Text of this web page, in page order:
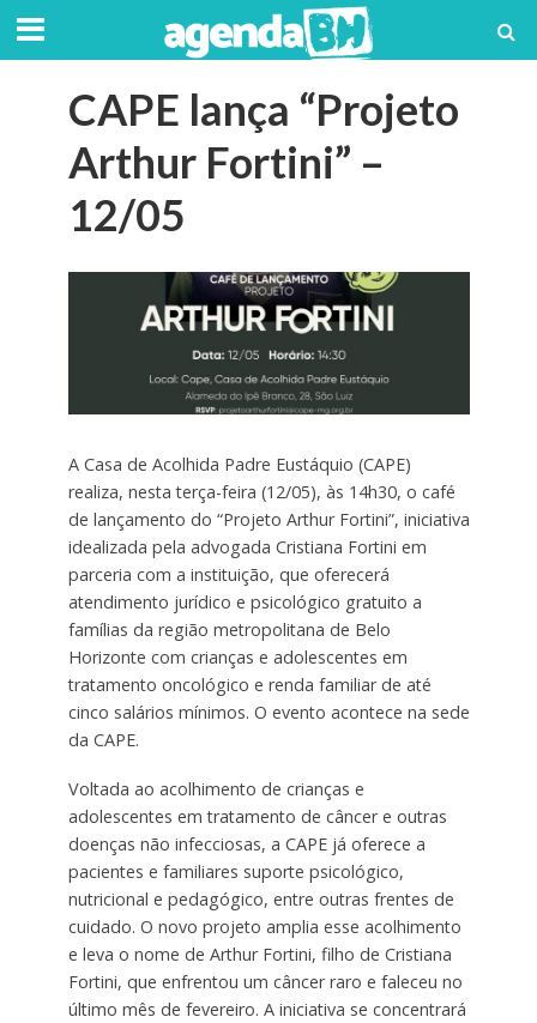
CAPE lança “Projeto
Arthur Fortini” –
12/05
A Casa de Acolhida Padre Eustáquio (CAPE)
realiza, nesta terça-feira (12/05), às 14h30, o café
de lançamento do “Projeto Arthur Fortini”, iniciativa
idealizada pela advogada Cristiana Fortini em
parceria com a instituição, que oferecerá
atendimento jurídico e psicológico gratuito a
famílias da região metropolitana de Belo
Horizonte com crianças e adolescentes em
tratamento oncológico e renda familiar de até
cinco salários mínimos. O evento acontece na sede
da CAPE.
Voltada ao acolhimento de crianças e
adolescentes em tratamento de câncer e outras
doenças não infecciosas, a CAPE já oferece a
pacientes e familiares suporte psicológico,
nutricional e pedagógico, entre outras frentes de
cuidado. O novo projeto amplia esse acolhimento
e leva o nome de Arthur Fortini, filho de Cristiana
Fortini, que enfrentou um câncer raro e faleceu no
último mês de fevereiro. A iniciativa se concentrará